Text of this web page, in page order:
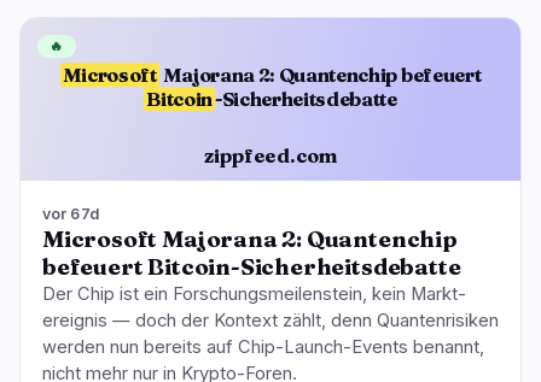
Microsoft Majorana 2: Quantenchip befeuert
Bitcoin-Sicherheitsdebatte
zippfeed.com
🔥
vor 67d
Microsoft Majorana 2: Quantenchip
befeuert Bitcoin-Sicherheitsdebatte
Der Chip ist ein Forschungsmeilenstein, kein Markt­
ereignis — doch der Kontext zählt, denn Quantenrisiken
werden nun bereits auf Chip-Launch-Events benannt,
nicht mehr nur in Krypto-Foren.